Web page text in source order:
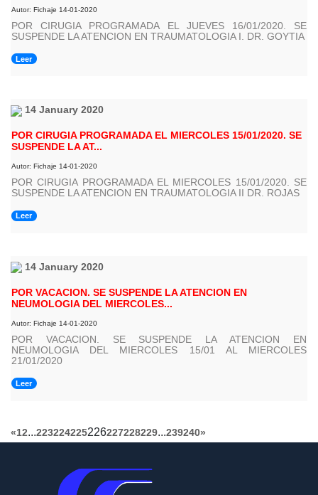
Autor: Fichaje 14-01-2020
POR CIRUGIA PROGRAMADA EL JUEVES 16/01/2020. SE
SUSPENDE LA ATENCION EN TRAUMATOLOGIA I. DR. GOYTIA
Leer
14 January 2020
POR CIRUGIA PROGRAMADA EL MIERCOLES 15/01/2020. SE
SUSPENDE LA AT...
Autor: Fichaje 14-01-2020
POR CIRUGIA PROGRAMADA EL MIERCOLES 15/01/2020. SE
SUSPENDE LA ATENCION EN TRAUMATOLOGIA II DR. ROJAS
Leer
14 January 2020
POR VACACION. SE SUSPENDE LA ATENCION EN
NEUMOLOGIA DEL MIERCOLES...
Autor: Fichaje 14-01-2020
POR VACACION. SE SUSPENDE LA ATENCION EN
NEUMOLOGIA DEL MIERCOLES 15/01 AL MIERCOLES
21/01/2020
Leer
«12...223224225226227228229...239240»